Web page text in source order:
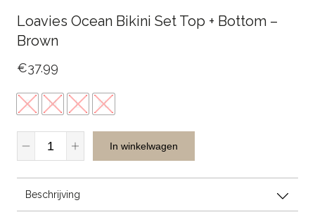
Loavies Ocean Bikini Set Top + Bottom –
Brown
€37.99
S M L XL
Loavies
Ocean
Top
+
In winkelwagen
Beschrijving